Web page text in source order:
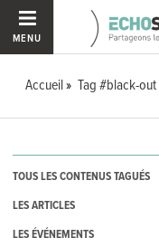
MENU
Accueil Tag #black-out
TOUS LES CONTENUS TAGUÉS
LES ARTICLES
LES ÉVÉNEMENTS